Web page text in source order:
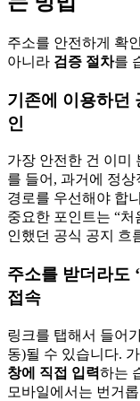
주소를 안전하게 확
아니라 검증 절차를
기존에 이용하던
인
가장 안전한 건 이미
를 들어, 과거에 정
경로를 우선해야 합
중요한 포인트는 “
인했던 공식 공지 흐
주소를 받더라도
접속
링크를 탭해서 들어
동)될 수 있습니다.
창에 직접 입력하는
모바일에서는 번거